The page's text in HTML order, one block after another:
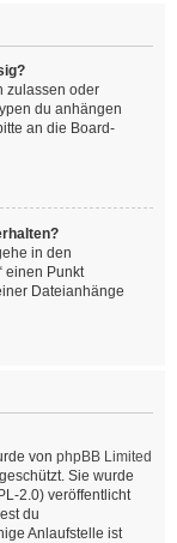
zulassen oder
du anhängen
an die Board-
in den
einen Punkt
Dateianhänge
von phpBB Limited
Sie wurde
2.0) veröffentlicht
du
Anlaufstelle ist